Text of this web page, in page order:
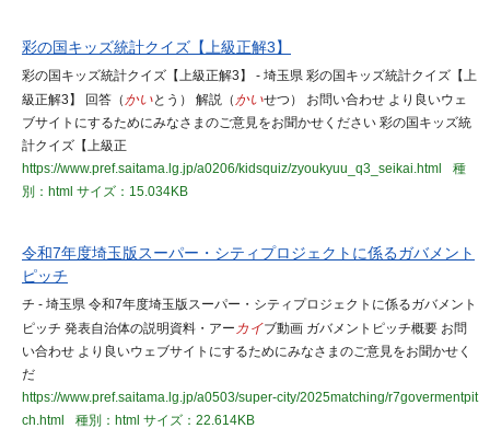
彩の国キッズ統計クイズ【上級正解3】
彩の国キッズ統計クイズ【上級正解3】 - 埼玉県 彩の国キッズ統計クイズ【上
級正解3】 回答（ かいとう） 解説（ かいせつ） お問い合わせ より良いウェ
ブサイトにするためにみなさまのご意見をお聞かせください 彩の国キッズ統
計クイズ【上級正
https://www.pref.saitama.lg.jp/a0206/kidsquiz/zyoukyuu_q3_seikai.html
種
別：html サイズ：15.034KB
令和7年度埼玉版スーパー・シティプロジェクトに係るガバメント
ピッチ
チ - 埼玉県 令和7年度埼玉版スーパー・シティプロジェクトに係るガバメント
ピッチ 発表自治体の説明資料・アー カイブ動画 ガバメントピッチ概要 お問
い合わせ より良いウェブサイトにするためにみなさまのご意見をお聞かせく
だ
https://www.pref.saitama.lg.jp/a0503/super-city/2025matching/r7govermentpit
ch.html
種別：html サイズ：22.614KB